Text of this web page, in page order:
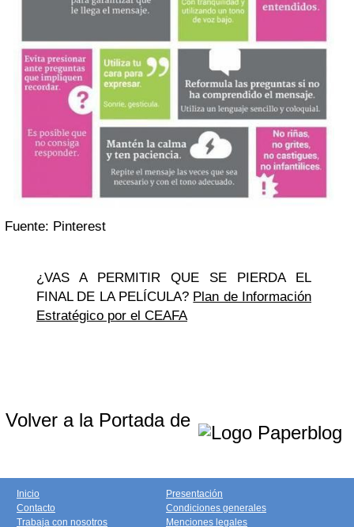
Fuente: Pinterest
¿VAS A PERMITIR QUE SE PIERDA EL
FINAL DE LA PELÍCULA? Plan de Información
Estratégico por el CEAFA
Volver a la Portada de
Inicio
Contacto
Trabaja con nosotros
Presentación
Condiciones generales
Menciones legales